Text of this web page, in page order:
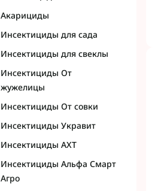
Акарициды
Инсектициды для сада
Инсектициды для свеклы
Инсектициды От
жужелицы
Инсектициды От совки
Инсектициды Укравит
Инсектициды АХТ
Инсектициды Альфа Смарт
Агро